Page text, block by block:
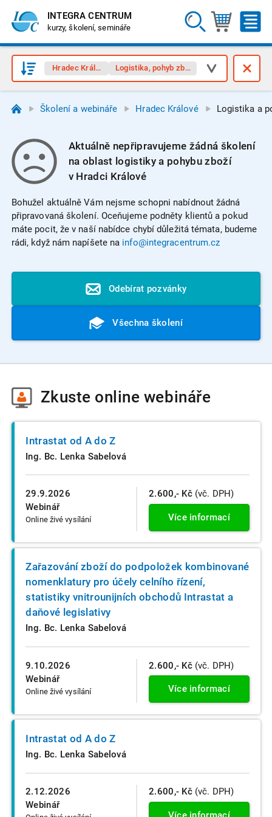
INTEGRA CENTRUM
kurzy, školení, semináře
Hradec Králové Logistika, pohyb zboží
Školení a webináře Hradec Králové Logistika a
Aktuálně nepřipravujeme žádná školení
na oblast logistiky a pohybu zboží
v Hradci Králové
Bohužel aktuálně Vám nejsme schopni nabídnout žádná
připravovaná školení. Oceňujeme podněty klientů a pokud
máte pocit, že v naší nabídce chybí důležitá témata, budeme
rádi, když nám napíšete na info@integracentrum.cz
Odebírat pozvánky
Všechna školení
Zkuste online webináře
29.9.2026
Webinář
Online živé vysílání
Intrastat od A do Z
Ing. Bc. Lenka Sabelová
2.600,- Kč (vč. DPH)
Více informací
9.10.2026
Webinář
Online živé vysílání
Zařazování zboží do podpoložek kombinované
nomenklatury pro účely celního řízení,
statistiky vnitrounijních obchodů Intrastat a
daňové legislativy
Ing. Bc. Lenka Sabelová
2.600,- Kč (vč. DPH)
Více informací
2.12.2026
Webinář
Intrastat od A do Z
Ing. Bc. Lenka Sabelová
2.600,- Kč (vč. DPH)